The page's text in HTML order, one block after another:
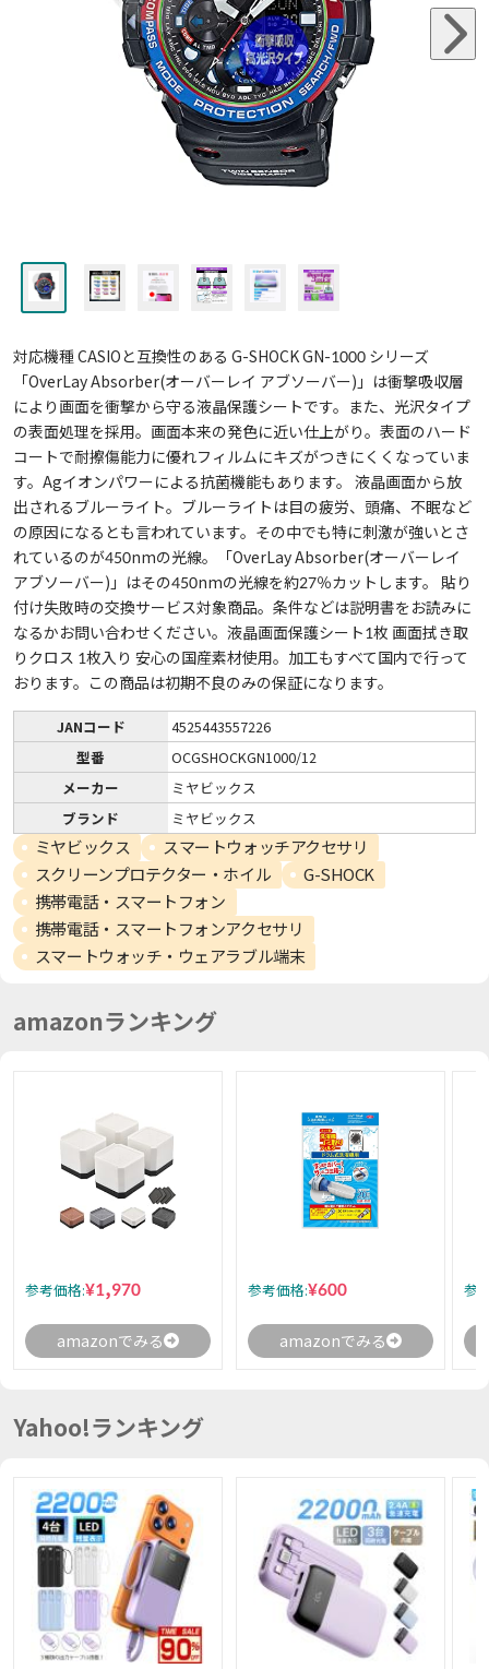
対応機種 CASIOと互換性のある G-SHOCK GN-1000 シリーズ
「OverLay Absorber(オーバーレイ アブソーバー)」は衝撃吸収層
により画面を衝撃から守る液晶保護シートです。また、光沢タイプ
の表面処理を採用。画面本来の発色に近い仕上がり。表面のハード
コートで耐擦傷能力に優れフィルムにキズがつきにくくなっていま
す。Agイオンパワーによる抗菌機能もあります。 液晶画面から放
出されるブルーライト。ブルーライトは目の疲労、頭痛、不眠など
の原因になるとも言われています。その中でも特に刺激が強いとさ
れているのが450nmの光線。「OverLay Absorber(オーバーレイ
アブソーバー)」はその450nmの光線を約27％カットします。 貼り
付け失敗時の交換サービス対象商品。条件などは説明書をお読みに
なるかお問い合わせください。液晶画面保護シート1枚 画面拭き取
りクロス 1枚入り 安心の国産素材使用。加工もすべて国内で行って
おります。この商品は初期不良のみの保証になります。
JANコード
4525443557226
型番
OCGSHOCKGN1000/12
メーカー
ミヤビックス
ブランド
ミヤビックス
ミヤビックス
スマートウォッチアクセサリ
スクリーンプロテクター・ホイル
G-SHOCK
携帯電話・スマートフォン
携帯電話・スマートフォンアクセサリ
スマートウォッチ・ウェアラブル端末
amazonランキング
参考価格:¥1,970
amazonでみる
参考価格:¥600
amazonでみる
参
Yahoo!ランキング